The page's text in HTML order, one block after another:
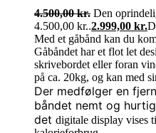
4.500,00kr. Den
4.500,00 kr..2.999,00 kr.
Med et gåbånd kan du
Gåbåndet har et flot let
skrivebordet eller foran
på ca. 20kg, og kan med
Der medfølger en
båndet nemt og
det digitale display vises